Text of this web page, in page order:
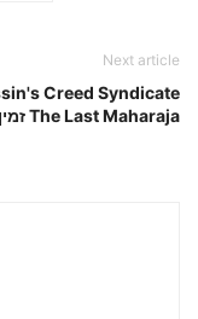
Next article
Creed Syndicate
The Last Maharaja זמין עכשיו